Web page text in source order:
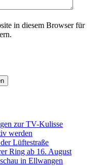
in diesem Browser für
zur TV-Kulisse
werden
Lüftestraße
Ring ab 16. August
in Ellwangen